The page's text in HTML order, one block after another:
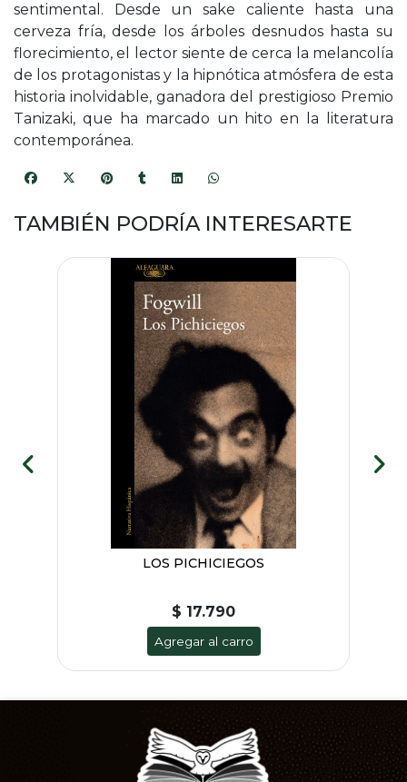
sentimental. Desde un sake caliente hasta una
cerveza fría, desde los árboles desnudos hasta su
florecimiento, el lector siente de cerca la melancolía
de los protagonistas y la hipnótica atmósfera de esta
historia inolvidable, ganadora del prestigioso Premio
Tanizaki, que ha marcado un hito en la literatura
contemporánea.
TAMBIÉN PODRÍA INTERESARTE
LOS PICHICIEGOS
$ 17.790
Agregar al carro